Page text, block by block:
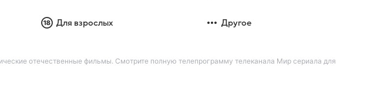
Для взрослых Другое
отечественные фильмы. Смотрите полную телепрограмму телеканала Мир сериала для